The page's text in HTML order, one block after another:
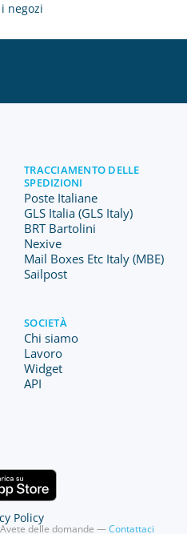
negozi
TRACCIAMENTO DELLE
SPEDIZIONI
Poste Italiane
GLS Italia (GLS Italy)
BRT Bartolini
Nexive
Mail Boxes Etc Italy (MBE)
Sailpost
SOCIETÀ
Chi siamo
Lavoro
Widget
API
Avete delle domande —Contattaci
Policy